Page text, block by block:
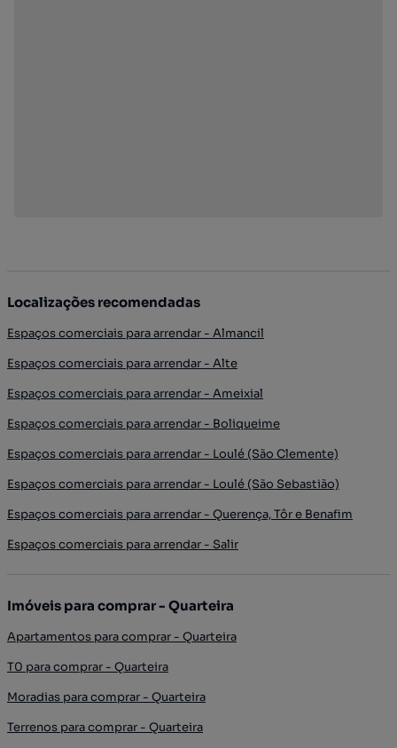
Localizações recomendadas
Espaços comerciais para arrendar - Almancil
Espaços comerciais para arrendar - Alte
Espaços comerciais para arrendar - Ameixial
Espaços comerciais para arrendar - Boliqueime
Espaços comerciais para arrendar - Loulé (São Clemente)
Espaços comerciais para arrendar - Loulé (São Sebastião)
Espaços comerciais para arrendar - Querença, Tôr e Benafim
Espaços comerciais para arrendar - Salir
Imóveis para comprar - Quarteira
Apartamentos para comprar - Quarteira
T0 para comprar - Quarteira
Moradias para comprar - Quarteira
Terrenos para comprar - Quarteira